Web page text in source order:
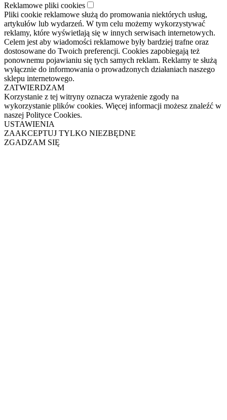
Reklamowe pliki cookies
Pliki cookie reklamowe służą do promowania niektórych usług,
artykułów lub wydarzeń. W tym celu możemy wykorzystywać
reklamy, które wyświetlają się w innych serwisach internetowych.
Celem jest aby wiadomości reklamowe były bardziej trafne oraz
dostosowane do Twoich preferencji. Cookies zapobiegają też
ponownemu pojawianiu się tych samych reklam. Reklamy te służą
wyłącznie do informowania o prowadzonych działaniach naszego
sklepu internetowego.
ZATWIERDZAM
Korzystanie z tej witryny oznacza wyrażenie zgody na
wykorzystanie plików cookies. Więcej informacji możesz znaleźć w
naszej Polityce Cookies.
USTAWIENIA
ZAAKCEPTUJ TYLKO NIEZBĘDNE
ZGADZAM SIĘ